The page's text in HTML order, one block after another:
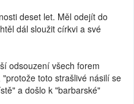
deset let. Měl odejít do
dál sloužit církvi a své
odsouzení všech forem
toto strašlivé násilí se
a došlo k "barbarské"